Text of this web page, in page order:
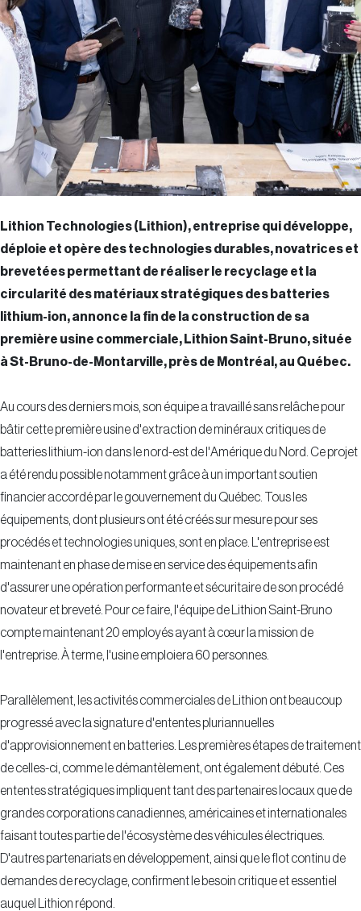
Lithion Technologies (Lithion), entreprise qui développe,
déploie et opère des technologies durables, novatrices et
brevetées permettant de réaliser le recyclage et la
circularité des matériaux stratégiques des batteries
lithium-ion, annonce la fin de la construction de sa
première usine commerciale, Lithion Saint-Bruno, située
àSt-Bruno-de-Montarville, près de Montréal, au Québec.
Au cours des derniers mois, son équipe a travaillé sans relâche pour
bâtir cette première usine d'extraction de minéraux critiques de
batteries lithium-ion dans le nord-est de l'Amérique du Nord. Ce projet
a été rendu possible notamment grâce à un important soutien
financier accordé par le gouvernement du Québec. Tous les
équipements, dont plusieurs ont été créés sur mesure pour ses
procédés et technologies uniques, sont en place. L'entreprise est
maintenant en phase de mise en service des équipements afin
d'assurer une opération performante et sécuritaire de son procédé
novateur et breveté. Pour ce faire, l'équipe de Lithion Saint-Bruno
compte maintenant 20 employés ayant à cœur la mission de
l'entreprise. À terme, l'usine emploiera 60 personnes.
Parallèlement, les activités commerciales de Lithion ont beaucoup
progressé avec la signature d'ententes pluriannuelles
d'approvisionnement en batteries. Les premières étapes de traitement
de celles-ci, comme le démantèlement, ont également débuté. Ces
ententes stratégiques impliquent tant des partenaires locaux que de
grandes corporations canadiennes, américaines et internationales
faisant toutes partie de l'écosystème des véhicules électriques.
D'autres partenariats en développement, ainsi que le flot continu de
demandes de recyclage, confirment le besoin critique et essentiel
auquel Lithion répond.